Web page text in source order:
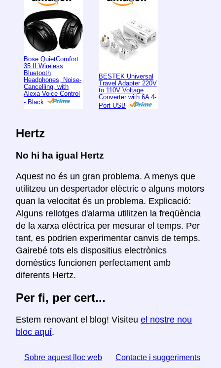
Bose QuietComfort
35 II Wireless
Bluetooth
Headphones, Noise-
Cancelling, with
Alexa Voice Control
- Black
BESTEK Universal
Travel Adapter 220V
to 110V Voltage
Converter with 6A 4-
Port USB
Hertz
No hi ha igual Hertz
Aquest no és un gran problema. A menys que
utilitzeu un despertador elèctric o alguns motors
quan la velocitat és un problema. Explicació:
Alguns rellotges d'alarma utilitzen la freqüència
de la xarxa elèctrica per mesurar el temps. Per
tant, es podrien experimentar canvis de temps.
Gairebé tots els dispositius electrònics
domèstics funcionen perfectament amb
diferents Hertz.
Per fi, per cert...
Estem renovant el blog! Visiteu el nostre nou
bloc aquí.
Sobre aquest lloc web Contacte i suggeriments